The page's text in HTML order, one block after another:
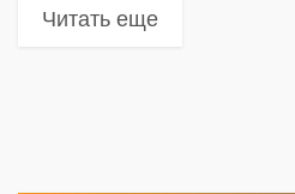
Читать еще